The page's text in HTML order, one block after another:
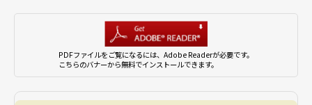
PDFファイルをご覧になるには、Adobe Readerが必要です。
こちらのバナーから無料でインストールできます。